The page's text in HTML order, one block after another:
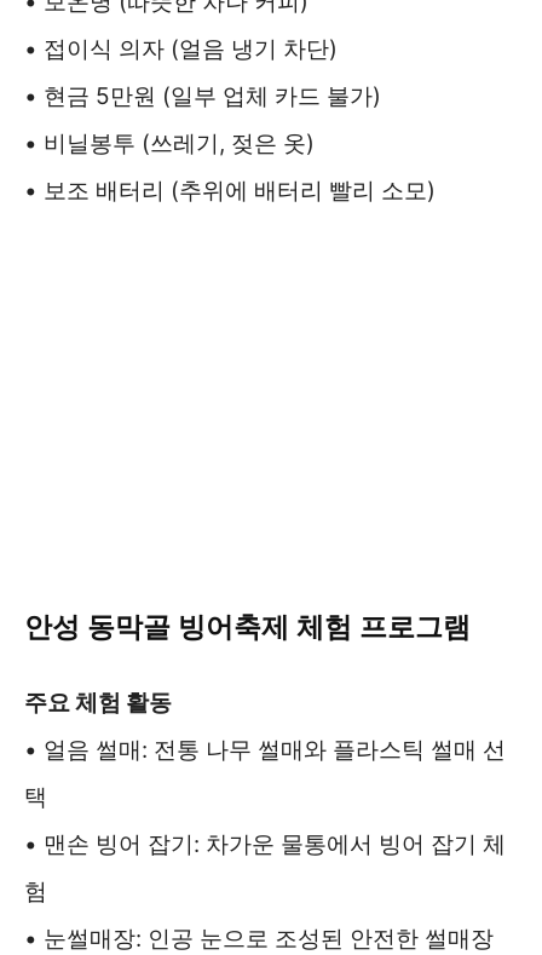
• 접이식 의자 (얼음 냉기 차단)
• 현금 5만원 (일부 업체 카드 불가)
• 비닐봉투 (쓰레기, 젖은 옷)
• 보조 배터리 (추위에 배터리 빨리 소모)
안성 동막골 빙어축제 체험 프로그램
주요 체험 활동
• 얼음 썰매: 전통 나무 썰매와 플라스틱 썰매 선
택
• 맨손 빙어 잡기: 차가운 물통에서 빙어 잡기 체
험
• 눈썰매장: 인공 눈으로 조성된 안전한 썰매장